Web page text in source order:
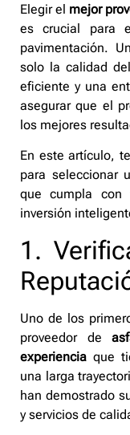
Elegir el mejor
es crucial para
pavimentación.
solo la calidad
eficiente y una
asegurar que el
los mejores
En este artículo,
para seleccionar
que cumpla con
inversión
1.
Uno de los
proveedor de
experiencia que
una larga
han demostrado
y servicios de